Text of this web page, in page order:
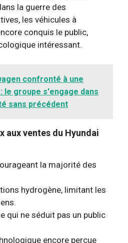
la guerre des
les véhicules à
conquis le public,
intéressant.
confronté à une
le groupe s'engage dans
sans précédent
aux ventes du Hyundai
la majorité des
hydrogène, limitant les
qui ne séduit pas un public
encore perçue